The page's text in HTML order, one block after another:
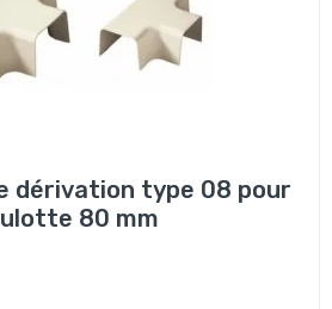
dérivation type 08 pour
80 mm